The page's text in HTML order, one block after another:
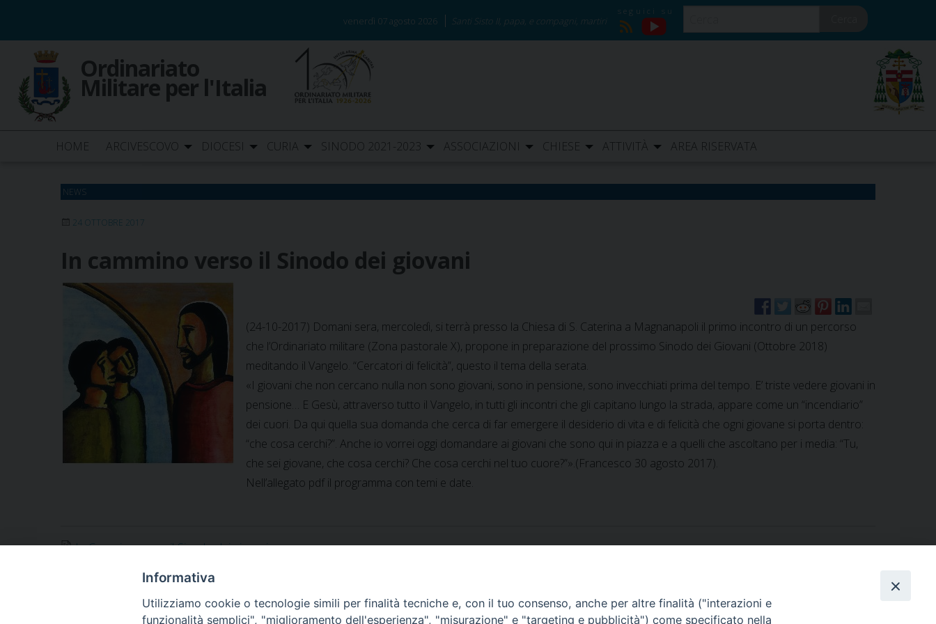
content
venerdì 07 agosto 2026 Santi Sisto II, papa, e compagni, martiri
RSS
YouTube
Ordinariato
Militare per l'Italia
HOME ARCIVESCOVO DIOCESI CURIA SINODO 2021-2023 ASSOCIAZIONI CHIESE ATTIVITÀ AREA RISERVATA
NEWS
24 OTTOBRE 2017
In cammino verso il Sinodo dei giovani
(24-10-2017) Domani sera, mercoledì, si terrà presso la Chiesa di S. Caterina a Magnanapoli il primo incontro di un percorso
che l’Ordinariato militare (Zona pastorale X), propone in preparazione del prossimo Sinodo dei Giovani (Ottobre 2018)
meditando il Vangelo. “Cercatori di felicità”, questo il tema della serata.
«I giovani che non cercano nulla non sono giovani, sono in pensione, sono invecchiati prima del tempo. E’ triste vedere giovani in
pensione… E Gesù, attraverso tutto il Vangelo, in tutti gli incontri che gli capitano lungo la strada, appare come un “incendiario”
dei cuori. Da qui quella sua domanda che cerca di far emergere il desiderio di vita e di felicità che ogni giovane si porta dentro:
“che cosa cerchi?”. Anche io vorrei oggi domandare ai giovani che sono qui in piazza e a quelli che ascoltano per i media: “Tu,
che sei giovane, che cosa cerchi? Che cosa cerchi nel tuo cuore?”».(Francesco 30 agosto 2017).
Nell’allegato pdf il programma con temi e date.
In-Cammino-verso-il-Sinodo-dei-giovani
Informativa
Utilizziamo cookie o tecnologie simili per finalità tecniche e, con il tuo consenso, anche per altre finalità ("interazioni e
funzionalità semplici", "miglioramento dell'esperienza", "misurazione" e "targeting e pubblicità") come specificato nella